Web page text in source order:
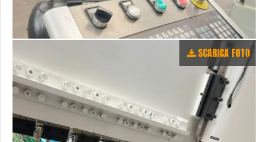
SCARICA FOTO